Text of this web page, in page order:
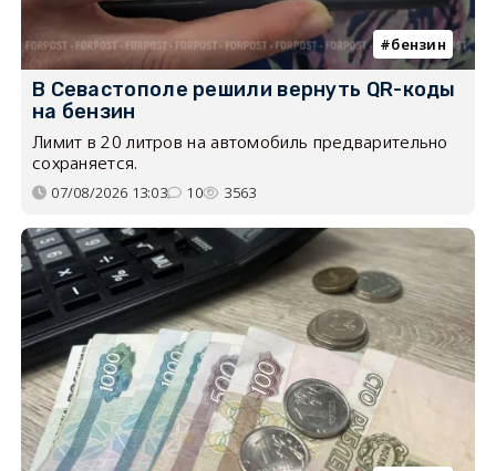
бензин
В Севастополе решили вернуть QR-коды
на бензин
Лимит в 20 литров на автомобиль предварительно
сохраняется.
07/08/2026 13:03 10 3563